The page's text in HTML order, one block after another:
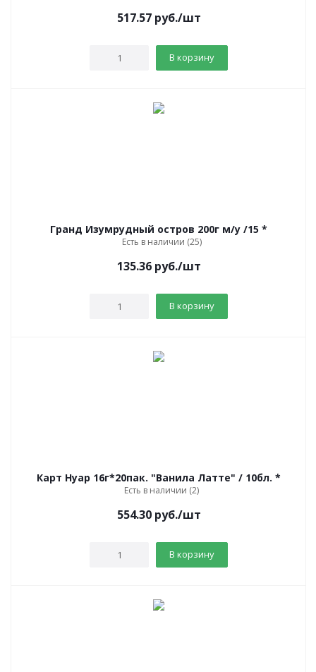
517.57руб./шт
В корзину
Гранд Изумрудный остров 200г м/у /15 *
Есть в наличии (25)
135.36руб./шт
В корзину
Карт Нуар 16г*20пак. "Ванила Латте" / 10бл. *
Есть в наличии (2)
554.30руб./шт
В корзину